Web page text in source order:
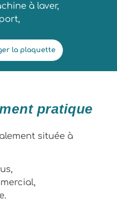
à laver,
la plaquette
pratique
située à